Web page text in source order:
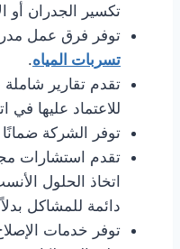
تكسير الجدران أو
توفر فرق عمل
تسربات المياه.
تقدم تقارير
للاعتماد عليها في
توفر الشركة
تقدم استشارات
اتخاذ الحلول
دائمة للمشاكل
توفر خدمات